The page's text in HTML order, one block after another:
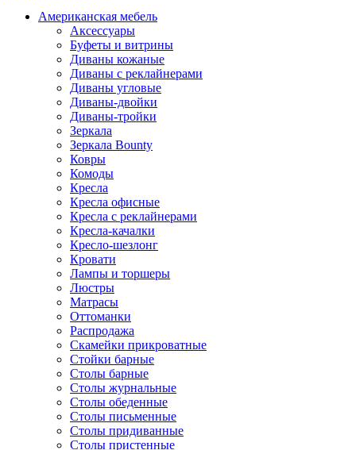
Американская мебель
Аксессуары
Буфеты и витрины
Диваны кожаные
Диваны с реклайнерами
Диваны угловые
Диваны-двойки
Диваны-тройки
Зеркала
Зеркала Bounty
Ковры
Комоды
Кресла
Кресла офисные
Кресла с реклайнерами
Кресла-качалки
Кресло-шезлонг
Кровати
Лампы и торшеры
Люстры
Матрасы
Оттоманки
Распродажа
Скамейки прикроватные
Стойки барные
Столы барные
Столы журнальные
Столы обеденные
Столы письменные
Столы придиванные
Столы пристенные